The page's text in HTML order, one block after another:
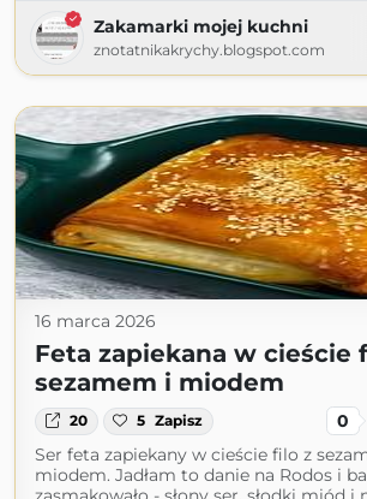
Zakamarki mojej kuchni
znotatnikakrychy.blogspot.com
16 marca 2026
Feta zapiekana w cieście
sezamem i miodem
20 5 Zapisz 0
Ser feta zapiekany w cieście filo z
miodem. Jadłam to danie na Rodos i